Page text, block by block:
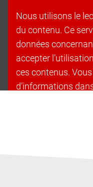
Nous utilisons le
du contenu. Ce
données
accepter
ces contenus.
d’informations